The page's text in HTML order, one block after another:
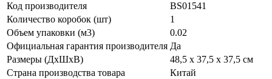
Код производителя
BS01541
Количество коробок (шт)
1
Объем упаковки (м3)
0.02
Официальная гарантия производителя Да
Размеры (ДхШхВ)
48,5 x 37,5 х 37,5 см
Страна производства товара
Китай